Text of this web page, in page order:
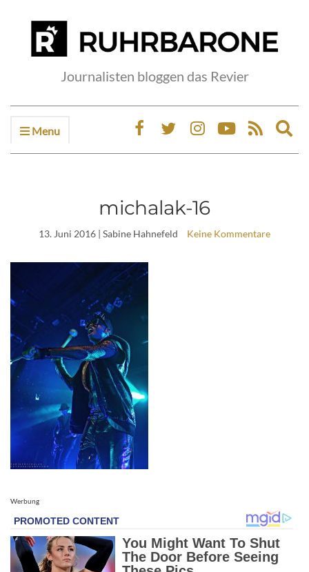
Journalisten bloggen das Revier
Menu
michalak-16
13. Juni 2016 | Sabine Hahnefeld Keine Kommentare
Werbung